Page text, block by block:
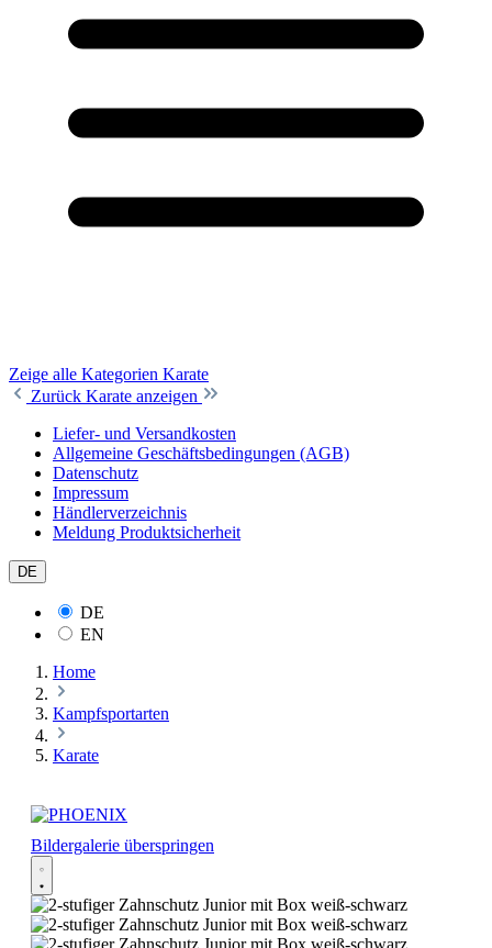
Zeige alle Kategorien Karate
Zurück Karate anzeigen
Liefer- und Versandkosten
Allgemeine Geschäftsbedingungen (AGB)
Datenschutz
Impressum
Händlerverzeichnis
Meldung Produktsicherheit
DE
DE
EN
Home
Kampfsportarten
Karate
Bildergalerie überspringen